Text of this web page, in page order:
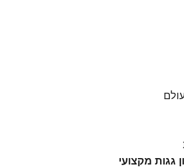
גגות מקצועי